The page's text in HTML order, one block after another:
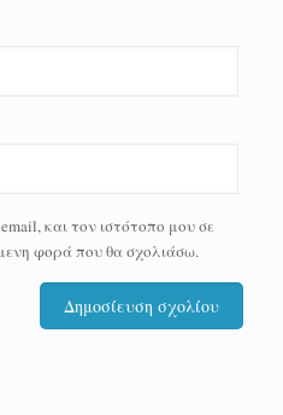
και τον ιστότοπο μου σε
φορά που θα σχολιάσω.